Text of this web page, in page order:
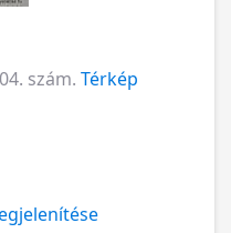
szám. Térkép